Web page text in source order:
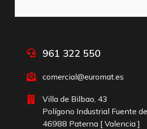
961 322 550
comercial@euromat.es
Villa de Bilbao, 43
Polígono Industrial Fuente
46988 Paterna [ Valencia ]